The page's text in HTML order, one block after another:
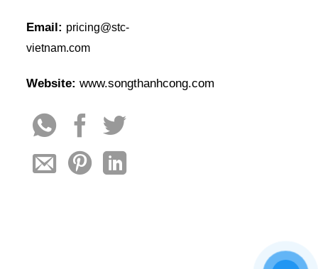
Email: pricing@stc-
vietnam.com
Website:www.songthanhcong.com